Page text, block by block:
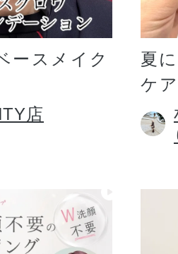
ド
問
ースメイク
店
夏
ケ